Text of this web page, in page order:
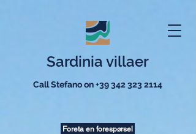
Sardinia villaer
Call Stefano on+39 342 323 2114
Foreta en forespørsel